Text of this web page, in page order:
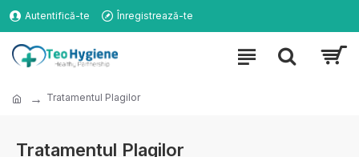
Autentifică-te Înregistrează-te
Tratamentul Plagilor
Tratamentul Plagilor